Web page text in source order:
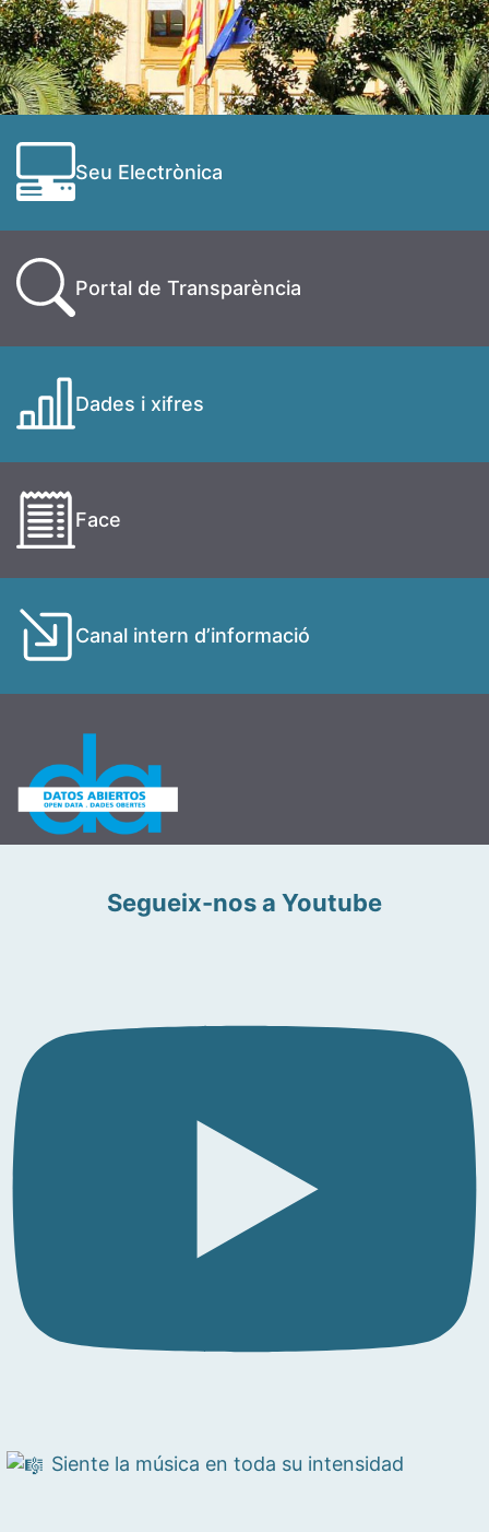
Seu Electrònica
Portal de Transparència
Dades i xifres
Face
Canal intern d’informació
Segueix-nos a Youtube
Siente la música en toda su intensidad